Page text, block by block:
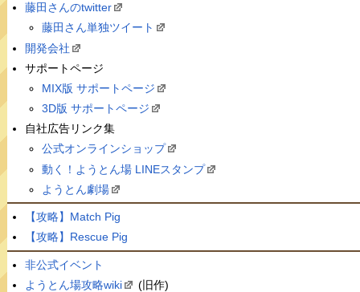
藤田さんのtwitter
藤田さん単独ツイート
開発会社
サポートページ
MIX版 サポートページ
3D版 サポートページ
自社広告リンク集
公式オンラインショップ
動く！ようとん場 LINEスタンプ
ようとん劇場
【攻略】Match Pig
【攻略】Rescue Pig
非公式イベント
ようとん場攻略wiki
(旧作)